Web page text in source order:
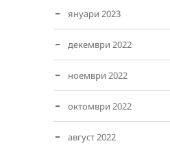
януари 2023
декември 2022
ноември 2022
октомври 2022
август 2022